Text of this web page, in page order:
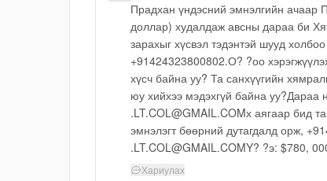
Прадхан үндэсний эмнэлгийн ачаар
доллар) худалдаж авсны дараа би
зарахыг хүсвэл тэдэнтэй шууд
+91424323800802.О? ?оо
хүсч байна уу? Та санхүүгийн
юу хийхээ мэдэхгүй байна уу?Дараа
.LT.COL@GMAIL.COMх аягаар бид
эмнэлэгт бөөрний дутагдалд орж,
.LT.COL@GMAIL.COMY? ?э: $780,
Хариулах